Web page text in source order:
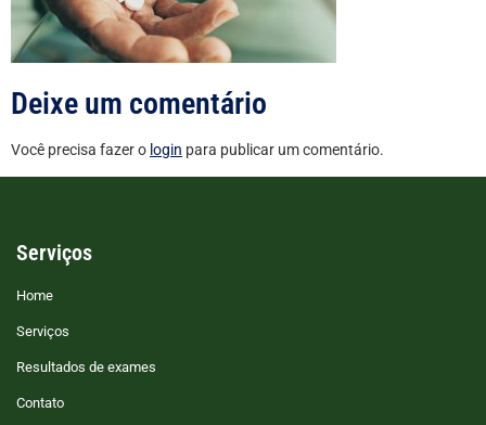
Deixe um comentário
Você precisa fazer o login para publicar um comentário.
Serviços
Home
Serviços
Resultados de exames
Contato